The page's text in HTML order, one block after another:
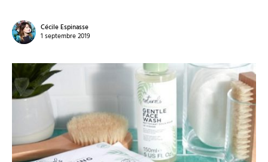
Cécile Espinasse
1 septembre 2019